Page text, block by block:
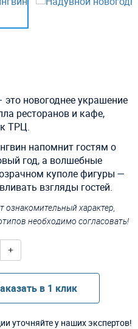
новогоднее украшение
ресторанов и кафе,
ТРЦ.
напомнит гостям о
год, а волшебные
куполе фигуры —
взгляды гостей.
характер,
необходимо согласовать!
+
в 1 клик
уточняйте у наших экспертов!